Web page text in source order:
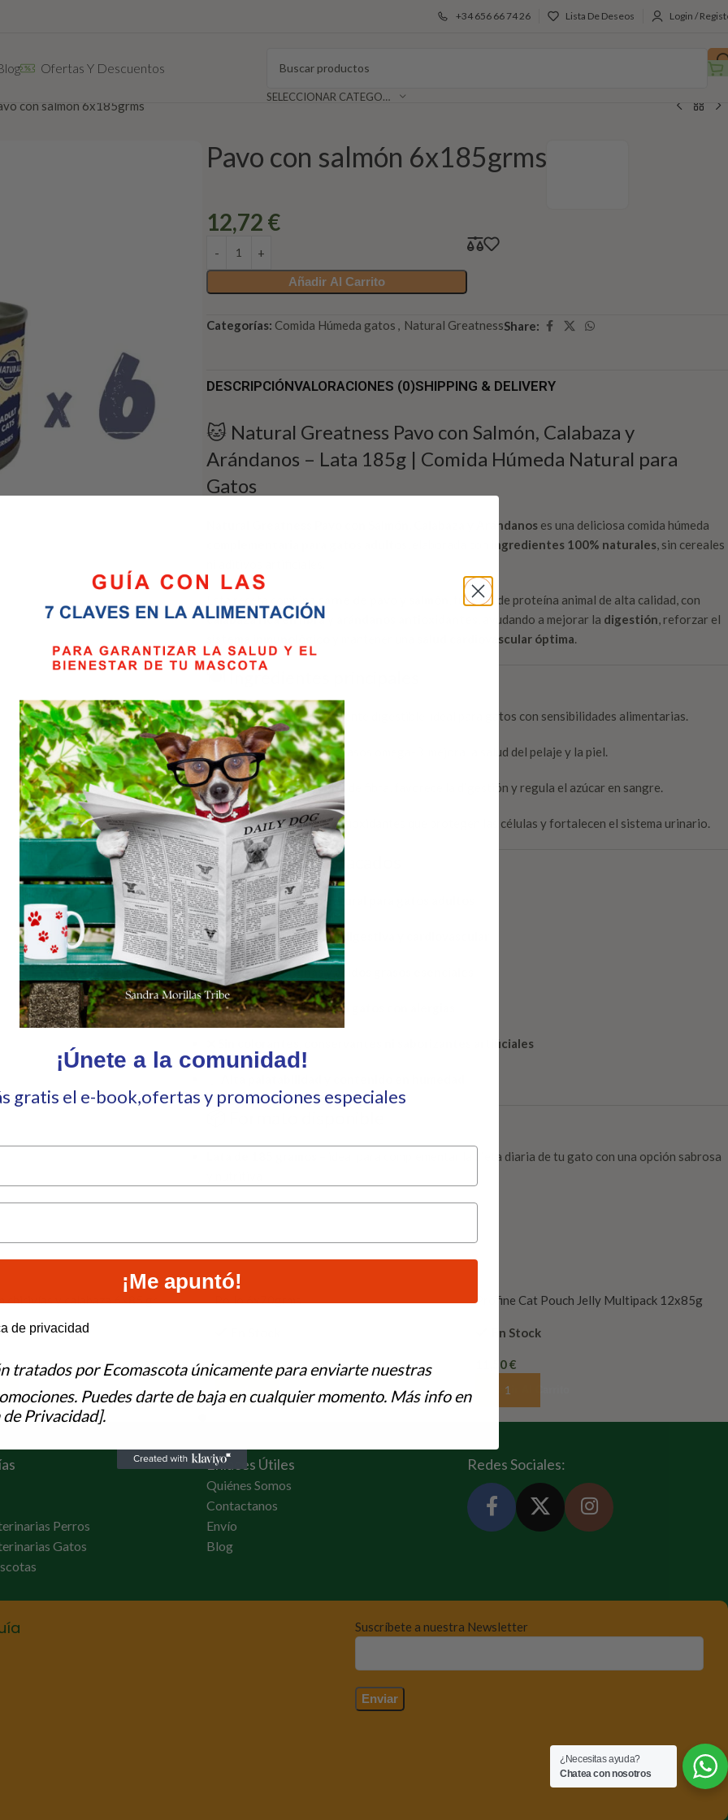
+34 656 66 74 26 Lista De Deseos Login /
Ofertas Y Descuentos
SELECCIONAR CATEGORÍA
con salmón 6x185grms
Pavo con salmón 6x185grms
12,72 €
Añadir Al Carrito
Categorías: Comida Húmeda gatos Natural GreatnessShare:
DESCRIPCIÓNVALORACIONES (0)SHIPPING & DELIVERY
🐱 Natural Greatness Pavo con Salmón, Calabaza y
Arándanos – Lata 185g | Comida Húmeda Natural para
Gatos
Natural Greatness Pavo con Salmón, Calabaza y Arándanos es una deliciosa comida húmeda
ingredientes 100% naturales , sin cereales
Esta receta combina
, fuentes de proteína animal de alta calidad, con
calabaza rica en fibra
, ayudando a mejorar la digestión , reforzar el
salud cardiovascular óptima
🍽️ Ingredientes principales
Pavo– carne magra altamente digestible, ideal para gatos con sensibilidades alimentarias.
Salmón– rico en ácidos grasos omega-3, mejora la salud del pelaje y la piel.
Calabaza– fuente natural de fibra, favorece la digestión y regula el azúcar en sangre.
Arándanos– potentes antioxidantes que protegen las células y fortalecen el sistema urinario.
✅ Beneficios destacados
🐾 Alimento húmedo natural para gatos adultos
🧡 Contribuye a la salud digestiva y cardiovascular
🐟 Rico en proteínas y ácidos grasos esenciales
🌾Sin cereales, ideal para gatos con alergias
Sin colorantes, conservantes ni saborizantes artificiales
– ideal para complementar la dieta diaria de tu gato con una opción sabrosa
Carrito
8,70 €
Añadir Al Carrito
Profine Cat Pouch Jelly Multipack 12x85g
En Stock
11,50€
Añadir Al Carrito
Perros
Gatos
Enlaces Útiles
Quiénes Somos
Contactanos
Envío
Blog
Redes Sociales:
Suscríbete a nuestra Newsletter
¿Necesitas ayuda?
Chatea con nosotros
¡Únete a la comunidad!
gratis el e-book,ofertas y promociones especiales
¡Me apuntó!
to hear from us?
de privacidad
tratados por Ecomascota únicamente para enviarte nuestras
Puedes darte de baja en cualquier momento. Más info en
Privacidad].